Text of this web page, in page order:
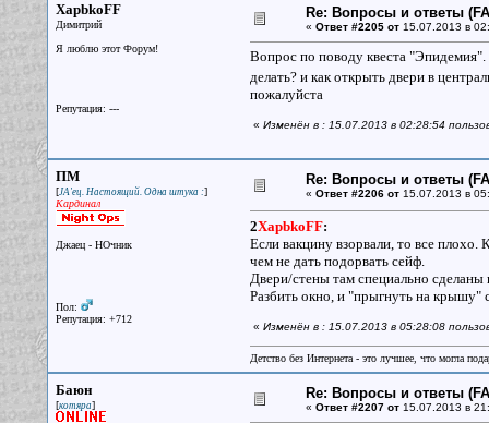
XapbkoFF
Димитрий
Я люблю этот Форум!
Репутация: ---
Re: Вопросы и ответы
« Ответ #2205 от15.07.2013 в
Вопрос по поводу квеста "Эпидемия".
делать? и как открыть двери в
пожалуйста
« Изменён в : 15.07.2013 в 02:28:54
ПМ
[JA'ец. Настоящий. Одна штука :]
Кардинал
Джаец - НОчник
Пол:
Репутация: +712
Re: Вопросы и ответы
« Ответ #2206 от15.07.2013 в
2XapbkoFF:
Если вакцину взорвали, то все плохо.
чем не дать подорвать сейф.
Двери/стены там специально
Разбить окно, и "прыгнуть на крышу"
« Изменён в : 15.07.2013 в 05:28:08
Детство без Интернета - это лучшее, что могла
Баюн
[котяра]
Re: Вопросы и ответы
« Ответ #2207 от15.07.2013 в